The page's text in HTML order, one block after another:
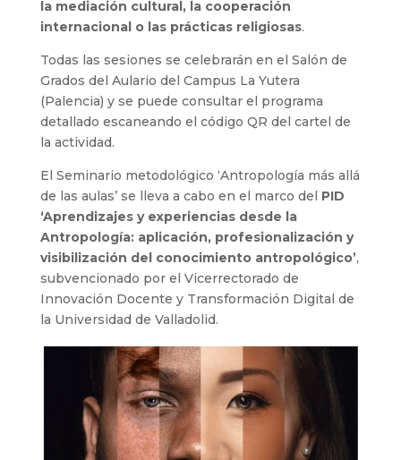
la mediación cultural, la cooperación
internacional o las prácticas religiosas.
Todas las sesiones se celebrarán en el Salón de
Grados del Aulario del Campus La Yutera
(Palencia) y se puede consultar el programa
detallado escaneando el código QR del cartel de
la actividad.
El Seminario metodológico ‘Antropología más allá
de las aulas’ se lleva a cabo en el marco del PID
‘Aprendizajes y experiencias desde la
Antropología: aplicación, profesionalización y
visibilización del conocimiento antropológico’,
subvencionado por el Vicerrectorado de
Innovación Docente y Transformación Digital de
la Universidad de Valladolid.